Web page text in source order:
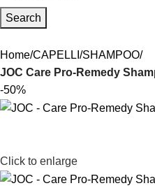
Search
Home CAPELLI SHAMPOO
JOC Care Pro-Remedy
-50%
Click to enlarge